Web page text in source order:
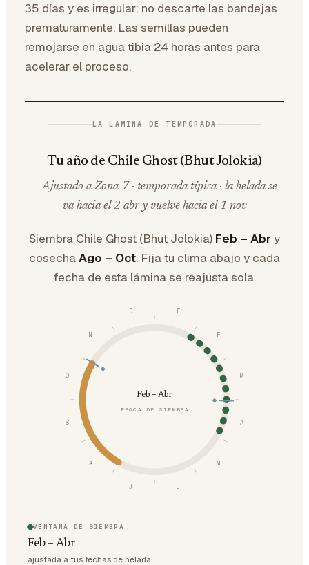
35 días y es irregular; no descarte las bandejas
prematuramente. Las semillas pueden
remojarse en agua tibia 24 horas antes para
acelerar el proceso.
LA LÁMINA DE TEMPORADA
Tu año de Chile Ghost (Bhut Jolokia)
Ajustado a Zona 7 · temporada típica · la helada se
va hacia el 2 abr y vuelve hacia el 1 nov
Siembra Chile Ghost (Bhut Jolokia) Feb – Abr y
cosechaAgo – Oct. Fija tu clima abajo y cada
fecha de esta lámina se reajusta sola.
E
F
M
A
M
J
J
A
S
O
N
D
Feb – Abr
ÉPOCA DE SIEMBRA
VENTANA DE SIEMBRA
Feb – Abr
ajustada a tus fechas de helada